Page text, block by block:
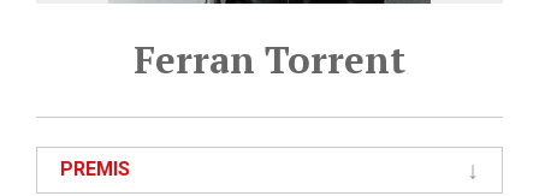
Ferran Torrent
PREMIS